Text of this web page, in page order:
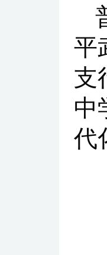
平
支
中
代